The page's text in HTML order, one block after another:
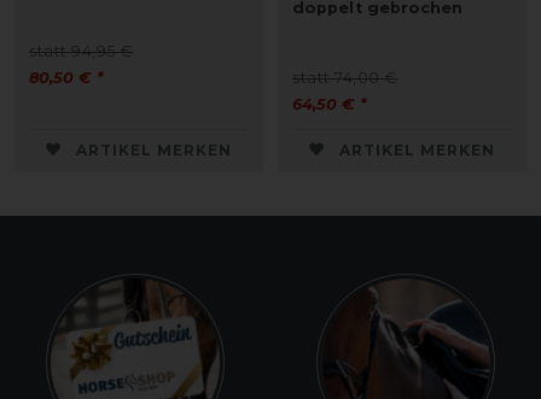
statt 94,95 €
80,50 € *
ARTIKEL MERKEN
doppelt gebrochen
statt 74,00 €
64,50 € *
ARTIKEL MERKEN